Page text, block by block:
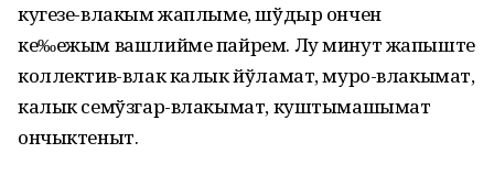
кугезе-влакым жаплыме, шўдыр ончен
ке‰ежым вашлийме пайрем. Лу минут жапыште
коллектив-влак калык йўламат, муро-влакымат,
калык семўзгар-влакымат, куштымашымат
ончыктеныт.